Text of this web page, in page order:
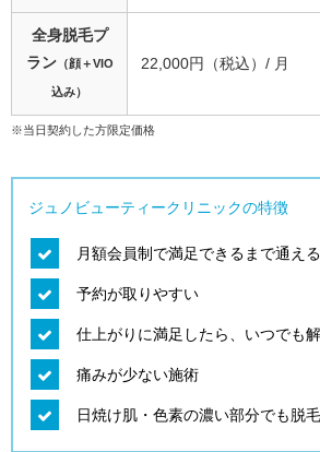
全身脱毛プ
ラン（顔＋VIO
込み）
22,000円（税込）/ 月
※当日契約した方限定価格
ジュノビューティークリニックの特徴
月額会員制で満足できるまで通える
予約が取りやすい
仕上がりに満足したら、いつでも
痛みが少ない施術
日焼け肌・色素の濃い部分でも脱